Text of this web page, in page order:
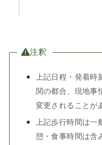
注釈
上記日程・発着
関の都合、現地事
変更されることが
上記歩行時間は
憩・食事時間は含